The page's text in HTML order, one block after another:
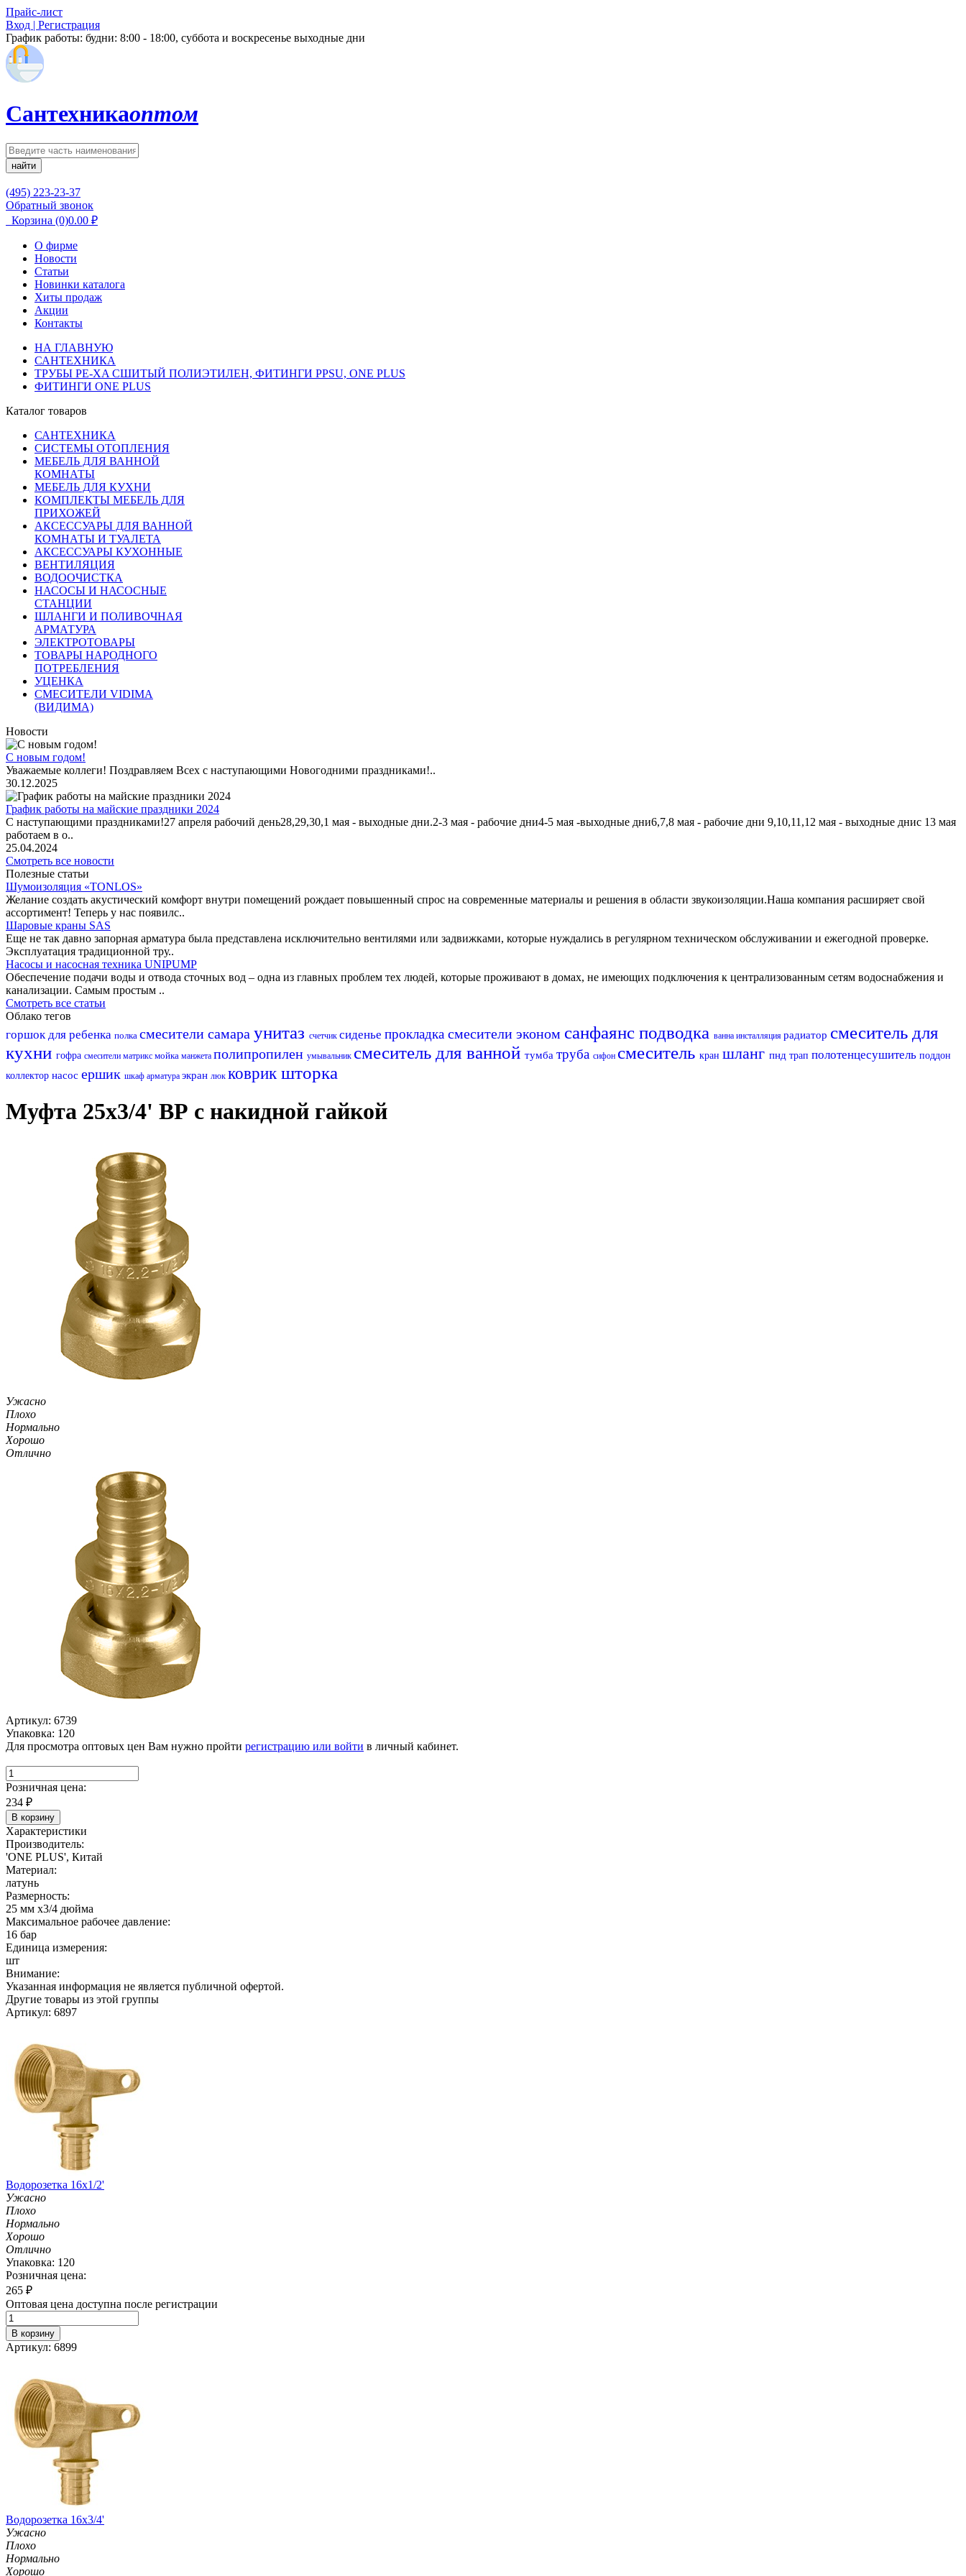
Прайс-лист
Вход | Регистрация
График работы: будни: 8:00 - 18:00, суббота и воскресенье выходные дни
Сантехникаоптом
найти
(495) 223-23-37
Обратный звонок
Корзина (0)0.00 ₽
О фирме
Новости
Статьи
Новинки каталога
Хиты продаж
Акции
Контакты
НА ГЛАВНУЮ
САНТЕХНИКА
ТРУБЫ PE-XA СШИТЫЙ ПОЛИЭТИЛЕН, ФИТИНГИ PPSU, ONE PLUS
ФИТИНГИ ONE PLUS
Каталог товаров
САНТЕХНИКА
СИСТЕМЫ ОТОПЛЕНИЯ
МЕБЕЛЬ ДЛЯ ВАННОЙ
КОМНАТЫ
МЕБЕЛЬ ДЛЯ КУХНИ
КОМПЛЕКТЫ МЕБЕЛЬ ДЛЯ
ПРИХОЖЕЙ
АКСЕССУАРЫ ДЛЯ ВАННОЙ
КОМНАТЫ И ТУАЛЕТА
АКСЕССУАРЫ КУХОННЫЕ
ВЕНТИЛЯЦИЯ
ВОДООЧИСТКА
НАСОСЫ И НАСОСНЫЕ
СТАНЦИИ
ШЛАНГИ И ПОЛИВОЧНАЯ
АРМАТУРА
ЭЛЕКТРОТОВАРЫ
ТОВАРЫ НАРОДНОГО
ПОТРЕБЛЕНИЯ
УЦЕНКА
СМЕСИТЕЛИ VIDIMA
(ВИДИМА)
Новости
С новым годом!
Уважаемые коллеги! Поздравляем Всех с наступающими Новогодними праздниками!..
30.12.2025
График работы на майские праздники 2024
С наступающими праздниками!27 апреля рабочий день28,29,30,1 мая - выходные дни.2-3 мая - рабочие дни4-5 мая -выходные дни6,7,8 мая - рабочие дни 9,10,11,12 мая - выходные днис 13 мая
работаем в о..
25.04.2024
Смотреть все новости
Полезные статьи
Шумоизоляция «TONLOS»
Желание создать акустический комфорт внутри помещений рождает повышенный спрос на современные материалы и решения в области звукоизоляции.Наша компания расширяет свой
ассортимент! Теперь у нас появилс..
Шаровые краны SAS
Еще не так давно запорная арматура была представлена исключительно вентилями или задвижками, которые нуждались в регулярном техническом обслуживании и ежегодной проверке.
Эксплуатация традиционной тру..
Насосы и насосная техника UNIPUMP
Обеспечение подачи воды и отвода сточных вод – одна из главных проблем тех людей, которые проживают в домах, не имеющих подключения к централизованным сетям водоснабжения и
канализации. Самым простым ..
Смотреть все статьи
Облако тегов
горшок для ребенка полка смесители самара унитаз счетчик сиденье прокладка смесители эконом санфаянс подводка ванна инсталляция радиатор смеситель для
кухни гофра смесители матрикс мойка манжета полипропилен умывальник смеситель для ванной тумба труба сифон смеситель кран шланг пнд трап полотенцесушитель поддон
коллектор насос ершик шкаф арматура экран люк коврик шторка
Муфта 25х3/4' ВР с накидной гайкой
Ужасно
Плохо
Нормально
Хорошо
Отлично
Артикул: 6739
Упаковка: 120
Для просмотра оптовых цен Вам нужно пройти регистрацию или войти в личный кабинет.
Розничная цена:
234 ₽
В корзину
Характеристики
Производитель:
'ONE PLUS', Китай
Материал:
латунь
Размерность:
25 мм х3/4 дюйма
Максимальное рабочее давление:
16 бар
Единица измерения:
шт
Внимание:
Указанная информация не является публичной офертой.
Другие товары из этой группы
Артикул: 6897
Водорозетка 16х1/2'
Ужасно
Плохо
Нормально
Хорошо
Отлично
Упаковка: 120
Розничная цена:
265 ₽
Оптовая цена доступна после регистрации
В корзину
Артикул: 6899
Водорозетка 16х3/4'
Ужасно
Плохо
Нормально
Хорошо